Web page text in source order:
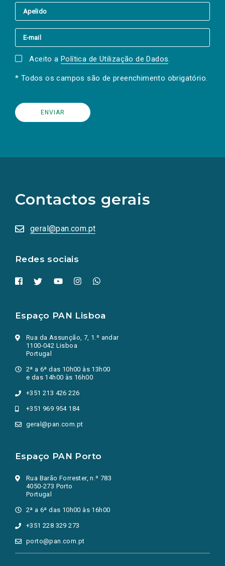
Aceito a Política de Utilização de Dados.
* Todos os campos são de preenchimento obrigatório.
Contactos gerais
geral@pan.com.pt
Redes sociais
redes
sociais
numa
nova
Espaço PAN Lisboa
Rua da Assunção, 7, 1.º andar
1100-042 Lisboa
Portugal
2ª a 6ª das 10h00 às 13h00
e das 14h00 às 16h00
+351 213 426 226
+351 969 954 184
geral@pan.com.pt
Espaço PAN Porto
Rua Barão Forrester, n.º 783
4050-273 Porto
Portugal
2ª a 6ª das 10h00 às 16h00
+351 228 329 273
porto@pan.com.pt